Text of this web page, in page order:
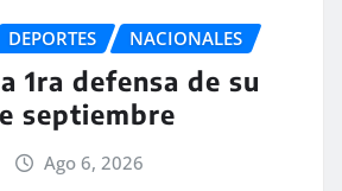
DEPORTES NACIONALES
1ra defensa de su
septiembre
Ago 6, 2026